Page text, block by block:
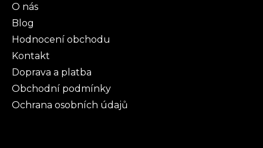
O nás
Blog
Hodnocení obchodu
Kontakt
Doprava a platba
Obchodní podmínky
Ochrana osobních údajů